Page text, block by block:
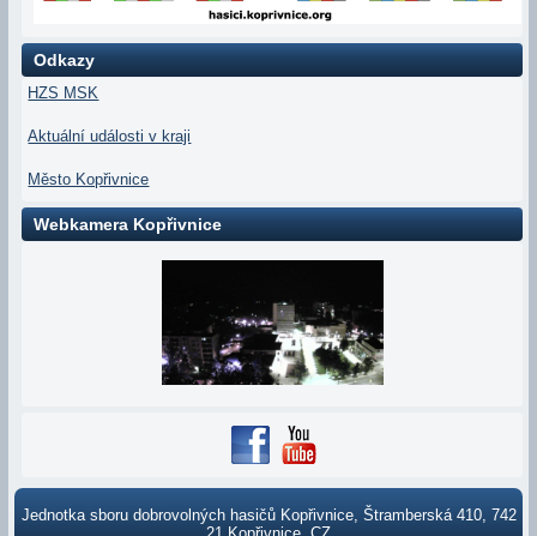
Odkazy
HZS MSK
Aktuální události v kraji
Město Kopřivnice
Webkamera Kopřivnice
Jednotka sboru dobrovolných hasičů Kopřivnice, Štramberská 410, 742